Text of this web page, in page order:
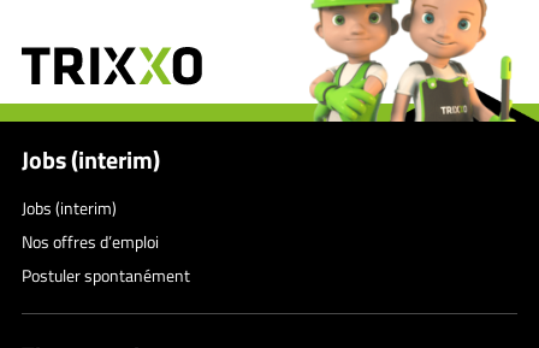
Jobs (interim)
Jobs (interim)
Nos offres d’emploi
Postuler spontanément